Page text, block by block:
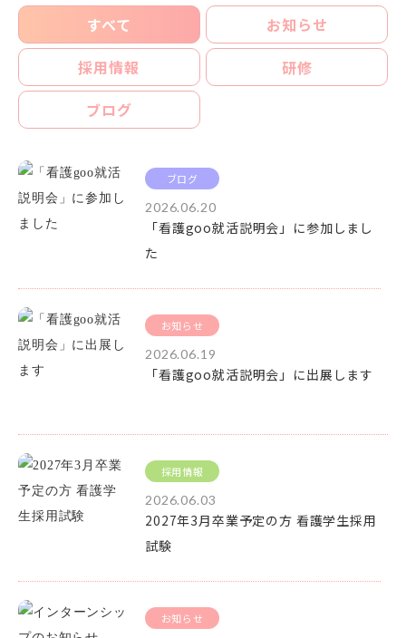
すべて
お知らせ
採用情報
研修
ブログ
ブログ
2026.06.20
「看護goo就活説明会」に参加しまし
た
お知らせ
2026.06.19
「看護goo就活説明会」に出展します
採用情報
2026.06.03
2027年3月卒業予定の方 看護学生採用
試験
お知らせ